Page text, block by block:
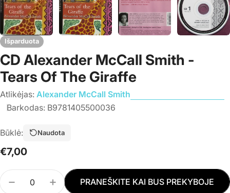
Išparduota
CD Alexander McCall Smith -
Tears Of The Giraffe
Atlikėjas: Alexander McCall Smith
Barkodas: B9781405500036
Būklė: Naudota
Įprasta
€7,00
Kiekis
SUMAŽINTI PREKĖS CD ALEXANDER MCCALL
PADIDINTI PREKĖS CD ALEXANDER
PRANEŠKITE KAI BUS PREKYBOJE